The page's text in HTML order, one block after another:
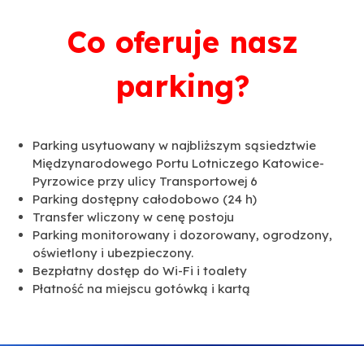
Co oferuje nasz
parking?
Parking usytuowany w najbliższym sąsiedztwie
Międzynarodowego Portu Lotniczego Katowice-
Pyrzowice przy ulicy Transportowej 6
Parking dostępny całodobowo (24 h)
Transfer wliczony w cenę postoju
Parking monitorowany i dozorowany, ogrodzony,
oświetlony i ubezpieczony.
Bezpłatny dostęp do Wi-Fi i toalety
Płatność na miejscu gotówką i kartą